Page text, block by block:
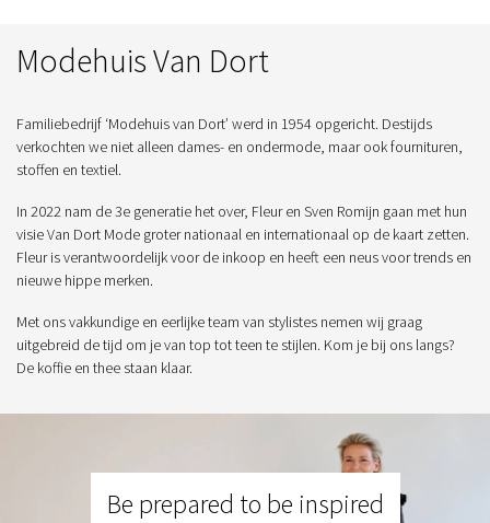
Modehuis Van Dort
Familiebedrijf ‘Modehuis van Dort’ werd in 1954 opgericht. Destijds
verkochten we niet alleen dames- en ondermode, maar ook fournituren,
stoffen en textiel.
In 2022 nam de 3e generatie het over, Fleur en Sven Romijn gaan met hun
visie Van Dort Mode groter nationaal en internationaal op de kaart zetten.
Fleur is verantwoordelijk voor de inkoop en heeft een neus voor trends en
nieuwe hippe merken.
Met ons vakkundige en eerlijke team van stylistes nemen wij graag
uitgebreid de tijd om je van top tot teen te stijlen. Kom je bij ons langs?
De koffie en thee staan klaar.
Be prepared to be inspired